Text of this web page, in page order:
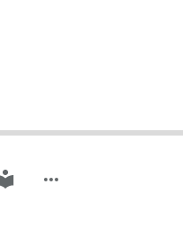
LEICHTE SPRACHE